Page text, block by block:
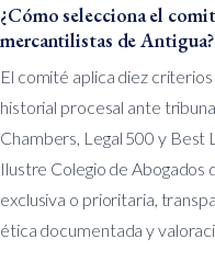
¿Cómo selecciona el
mercantilistas de Antigua?
El comité aplica diez
historial procesal ante
Chambers, Legal 500 y Best
Ilustre Colegio de Abogados
exclusiva o prioritaria,
ética documentada y